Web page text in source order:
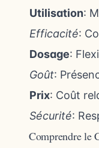
Utilisation:
Efficacité:
Dosage:
Goût:
Prix: Coût
Sécurité:
Comprendre le